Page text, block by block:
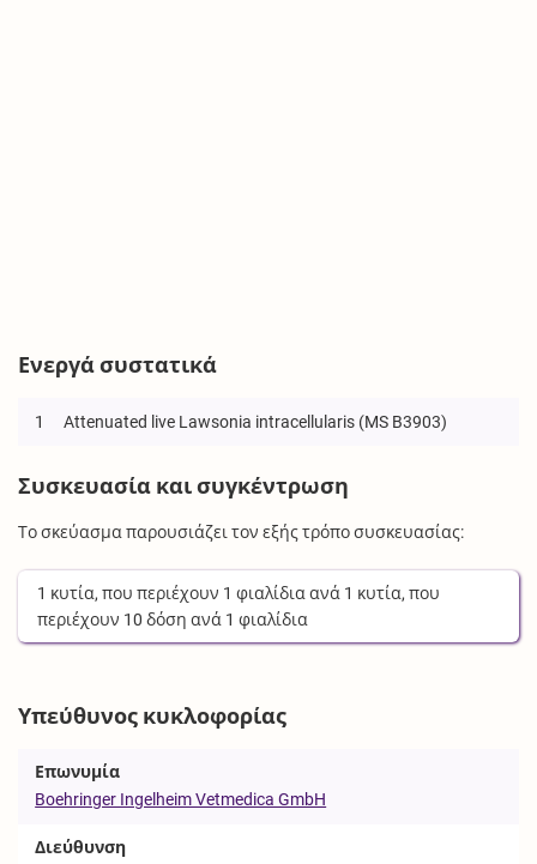
Ενεργά συστατικά
1 Attenuated live Lawsonia intracellularis (MS B3903)
Συσκευασία και συγκέντρωση
Το σκεύασμα παρουσιάζει τον εξής τρόπο συσκευασίας:
1 κυτία, που περιέχουν 1 φιαλίδια ανά 1 κυτία, που
περιέχουν 10 δόση ανά 1 φιαλίδια
Υπεύθυνος κυκλοφορίας
Επωνυμία
Boehringer Ingelheim Vetmedica GmbH
Διεύθυνση